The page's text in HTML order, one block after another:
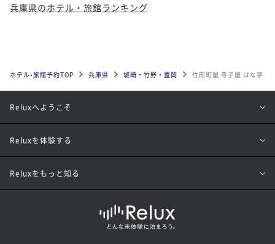
兵庫県のホテル・旅館ランキング
ホテル•旅館予約TOP 兵庫県 城崎・竹野・豊岡 竹田町屋 寺子屋 はな亭
Reluxへようこそ
Reluxを体験する
Reluxをもっと知る